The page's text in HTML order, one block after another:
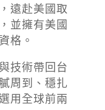
遠赴美國取
並擁有美國
格。
技術帶回台
周到、穩扎
用全球前兩